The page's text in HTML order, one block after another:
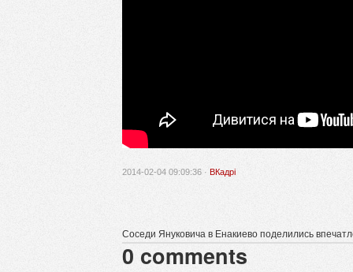
2014-02-04 09:09:36 · ВКадрі
Соседи Януковича в Енакиево поделились
0 comments